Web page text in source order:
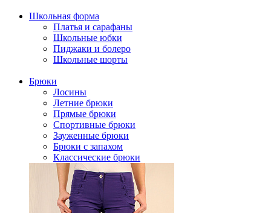
Школьная форма
Платья и сарафаны
Школьные юбки
Пиджаки и болеро
Школьные шорты
Брюки
Лосины
Летние брюки
Прямые брюки
Спортивные брюки
Зауженные брюки
Брюки с запахом
Классические брюки